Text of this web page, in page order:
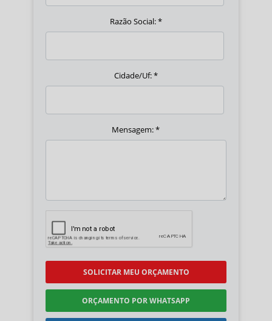
Razão Social:*
Cidade/Uf:*
Mensagem:*
SOLICITAR MEU ORÇAMENTO
ORÇAMENTO POR WHATSAPP